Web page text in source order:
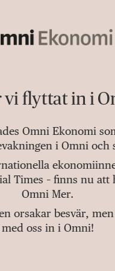
vi flyttat in i
Omni Ekonomi
i Omni och
Times – finns nu
Omni Mer.
orsakar besvär,
med oss in i Omni!